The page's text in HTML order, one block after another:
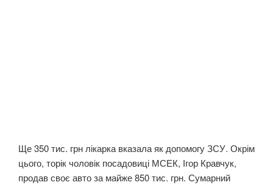
Ще 350 тис. грн лікарка вказала як допомогу ЗСУ. Окрім
цього, торік чоловік посадовиці МСЕК, Ігор Кравчук,
продав своє авто за майже 850 тис. грн. Сумарний